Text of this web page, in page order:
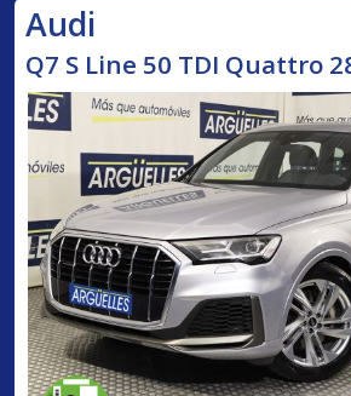
Audi
Q7 S Line 50 TDI Quattro